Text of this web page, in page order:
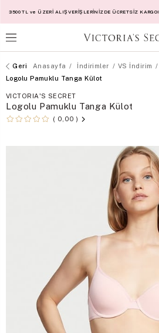
3500 TL ve ÜZERİ ALIŞVERİŞLERİNİZDE ÜCRETSİZ KARGO!
Anasayfa İndirimler VS İndirim
Logolu Pamuklu Tanga Külot
VICTORIA'S SECRET
Logolu Pamuklu Tanga Külot
0,00